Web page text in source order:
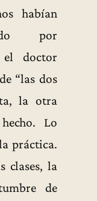
habían
por
el doctor
“las dos
la otra
Lo
práctica.
clases, la
de